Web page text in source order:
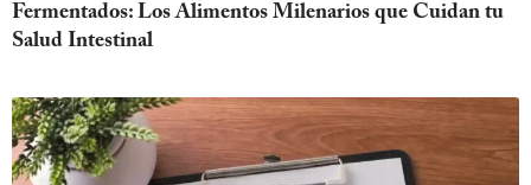
Fermentados: Los Alimentos Milenarios que Cuidan tu
Salud Intestinal